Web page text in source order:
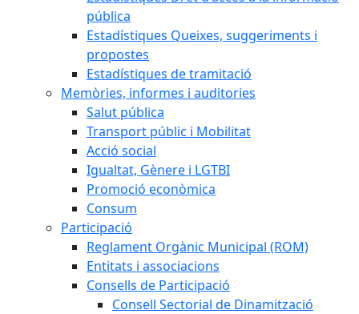
pública
Estadístiques Queixes, suggeriments i
propostes
Estadístiques de tramitació
Memòries, informes i auditories
Salut pública
Transport públic i Mobilitat
Acció social
Igualtat, Gènere i LGTBI
Promoció econòmica
Consum
Participació
Reglament Orgànic Municipal (ROM)
Entitats i associacions
Consells de Participació
Consell Sectorial de Dinamització